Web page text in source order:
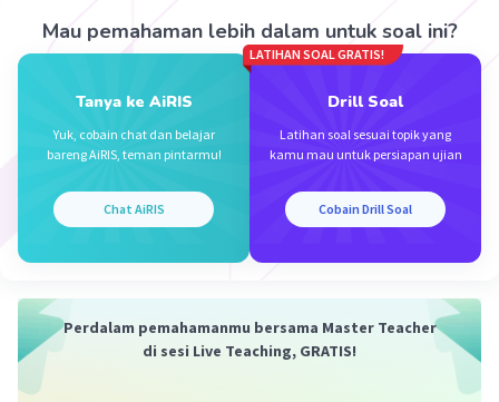
Iklan
Mau pemahaman lebih dalam untuk soal ini?
Tanya ke AiRIS
Yuk, cobain chat dan belajar
bareng AiRIS, teman pintarmu!
Chat AiRIS
LATIHAN SOAL GRATIS!
Drill Soal
Latihan soal sesuai topik yang
kamu mau untuk persiapan ujian
Cobain Drill Soal
Perdalam pemahamanmu bersama Master Teacher
di sesi Live Teaching, GRATIS!